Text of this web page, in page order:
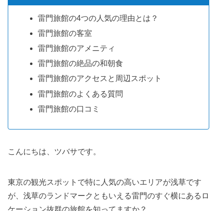
雷門旅館の4つの人気の理由とは？
雷門旅館の客室
雷門旅館のアメニティ
雷門旅館の絶品の和朝食
雷門旅館のアクセスと周辺スポット
雷門旅館のよくある質問
雷門旅館の口コミ
こんにちは、ツバサです。
東京の観光スポットで特に人気の高いエリアが浅草です
が、浅草のランドマークともいえる雷門のすぐ横にあるロ